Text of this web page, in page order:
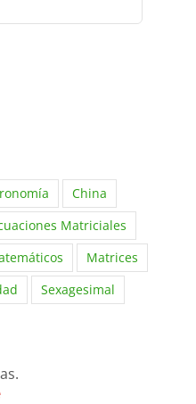
China
Matriciales
Matrices
Sexagesimal